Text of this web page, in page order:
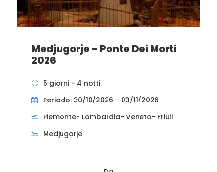
Medjugorje – Ponte Dei Morti
2026
5 giorni - 4 notti
Periodo: 30/10/2026 - 03/11/2026
Piemonte- Lombardia- Veneto- Friuli
Medjugorje